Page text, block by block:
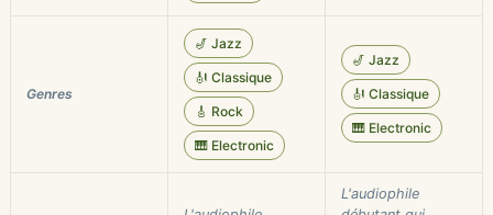
Genres
🎷 Jazz
🎻 Classique
🎸 Rock
🎹 Electronic
🎷 Jazz
🎻 Classique
🎹 Electronic
L'audiophile